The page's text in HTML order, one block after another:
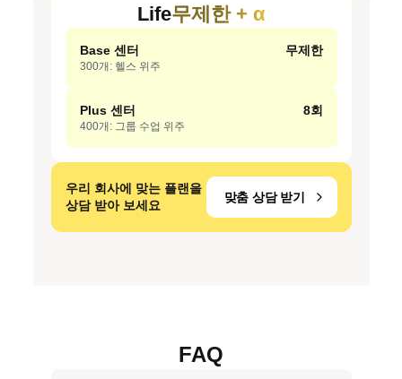
Life무제한 + α
Base 센터
300개: 헬스 위주
무제한
Plus 센터
400개: 그룹 수업 위주
8회
우리 회사에 맞는 플랜을
상담 받아 보세요
맞춤 상담 받기
FAQ